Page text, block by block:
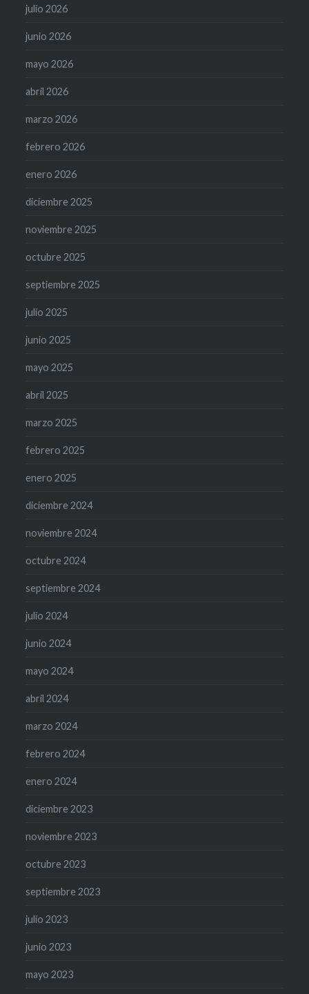
julio 2026
junio 2026
mayo 2026
abril 2026
marzo 2026
febrero 2026
enero 2026
diciembre 2025
noviembre 2025
octubre 2025
septiembre 2025
julio 2025
junio 2025
mayo 2025
abril 2025
marzo 2025
febrero 2025
enero 2025
diciembre 2024
noviembre 2024
octubre 2024
septiembre 2024
julio 2024
junio 2024
mayo 2024
abril 2024
marzo 2024
febrero 2024
enero 2024
diciembre 2023
noviembre 2023
octubre 2023
septiembre 2023
julio 2023
junio 2023
mayo 2023